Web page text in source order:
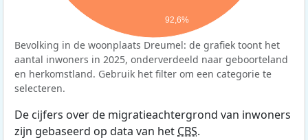
92,6%
Bevolking in de woonplaats Dreumel: de grafiek toont het
aantal inwoners in 2025, onderverdeeld naar geboorteland
en herkomstland. Gebruik het filter om een categorie te
selecteren.
De cijfers over de migratieachtergrond van inwoners
zijn gebaseerd op data van het CBS.